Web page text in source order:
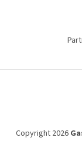
Copyright 2026